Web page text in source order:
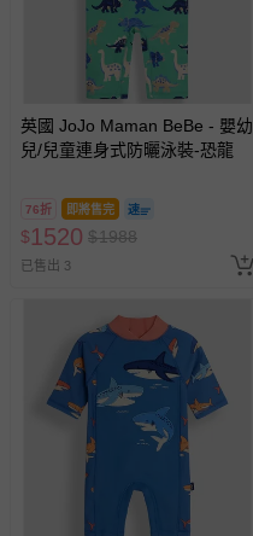
英國 JoJo Maman BeBe - 嬰幼
兒/兒童連身式防曬泳裝-恐龍
76折 即將售完
$1520 $1988
已售出 3